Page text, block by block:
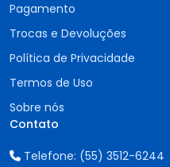
Pagamento
Trocas e Devoluções
Política de Privacidade
Termos de Uso
Sobre nós
Contato
Telefone: (55) 3512-6244